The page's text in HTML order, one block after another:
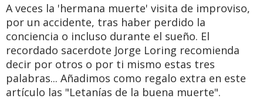
A veces la 'hermana muerte' visita de improviso,
por un accidente, tras haber perdido la
conciencia o incluso durante el sueño. El
recordado sacerdote Jorge Loring recomienda
decir por otros o por ti mismo estas tres
palabras... Añadimos como regalo extra en este
artículo las "Letanías de la buena muerte".